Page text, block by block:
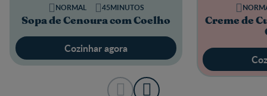
Sopa de Cenoura com Coelho
NORMAL 45MINUTOS
Cozinhar agora
Creme de